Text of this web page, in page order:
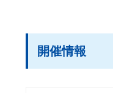
開催情報